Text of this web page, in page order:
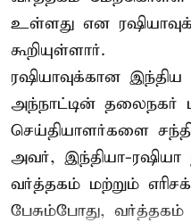
உள்ளது என
கூறியுள்ளார்.
ரஷியாவுக்கான
அந்நாட்டின் தலைநகர்
செய்தியாளர்களை
அவர், இந்தியா-
வர்த்தகம் மற்றும்
பேசும்போது, வர்த்தகம்